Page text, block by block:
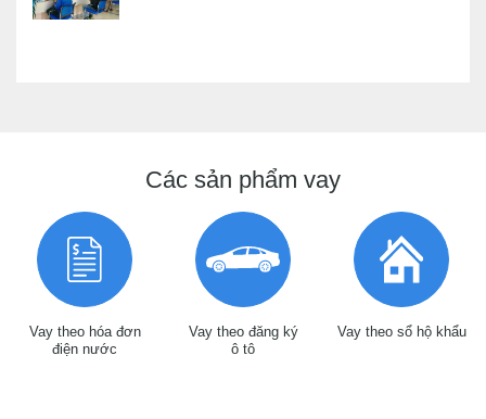
Các sản phẩm vay
Vay theo hóa đơn
điện nước
Vay theo đăng ký
ô tô
Vay theo sổ hộ khẩu